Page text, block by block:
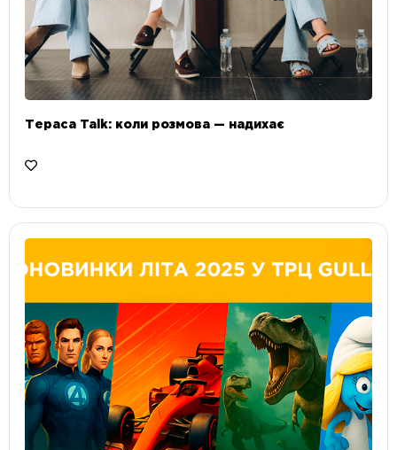
Тераса Talk: коли розмова — надихає